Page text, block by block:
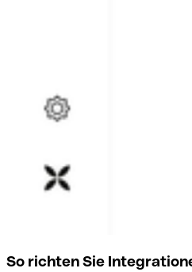
So richten Sie